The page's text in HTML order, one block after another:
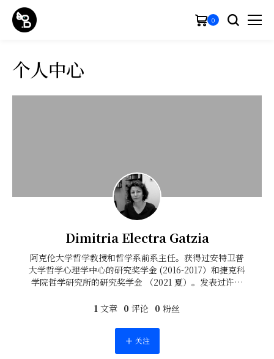
0
个人中心
Dimitria Electra Gatzia
阿克伦大学哲学教授和哲学系前系主任。获得过安特卫普
大学哲学心理学中心的研究奖学金 (2016-2017）和捷克科
学院哲学研究所的研究奖学金 （2021 夏）。发表过许多
学术及其科普文章。
1 文章 0 评论 0 粉丝
关注